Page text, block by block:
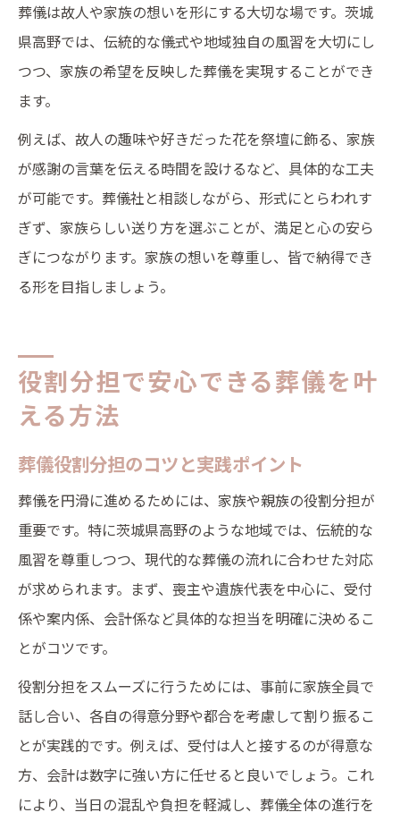
葬儀は故人や家族の想いを形にする大切な場です。茨城
県高野では、伝統的な儀式や地域独自の風習を大切にし
つつ、家族の希望を反映した葬儀を実現することができ
ます。
例えば、故人の趣味や好きだった花を祭壇に飾る、家族
が感謝の言葉を伝える時間を設けるなど、具体的な工夫
が可能です。葬儀社と相談しながら、形式にとらわれす
ぎず、家族らしい送り方を選ぶことが、満足と心の安ら
ぎにつながります。家族の想いを尊重し、皆で納得でき
る形を目指しましょう。
役割分担で安心できる葬儀を叶
える方法
葬儀役割分担のコツと実践ポイント
葬儀を円滑に進めるためには、家族や親族の役割分担が
重要です。特に茨城県高野のような地域では、伝統的な
風習を尊重しつつ、現代的な葬儀の流れに合わせた対応
が求められます。まず、喪主や遺族代表を中心に、受付
係や案内係、会計係など具体的な担当を明確に決めるこ
とがコツです。
役割分担をスムーズに行うためには、事前に家族全員で
話し合い、各自の得意分野や都合を考慮して割り振るこ
とが実践的です。例えば、受付は人と接するのが得意な
方、会計は数字に強い方に任せると良いでしょう。これ
により、当日の混乱や負担を軽減し、葬儀全体の進行を